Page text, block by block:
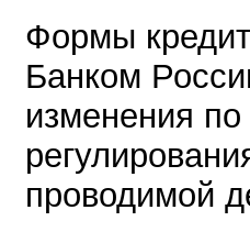
Формы
Банком
изменения
проводимой